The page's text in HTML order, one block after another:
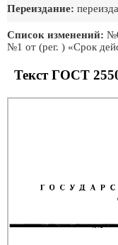
Переиздание:
Список изменений:
№1 от (рег. ) «Срок
Текст ГОСТ